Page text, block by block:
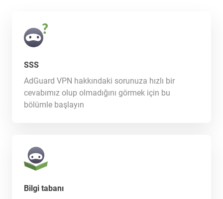
SSS
AdGuard VPN hakkındaki sorunuza hızlı bir
cevabımız olup olmadığını görmek için bu
bölümle başlayın
Bilgi tabanı